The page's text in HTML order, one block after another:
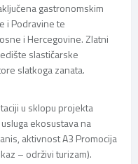
gastronomskim
i Podravine te
i Hercegovine. Zlatni
slastičarske
slatkoga zanata.
u sklopu projekta
ekosustava na
aktivnost A3 Promocija
– održivi turizam).